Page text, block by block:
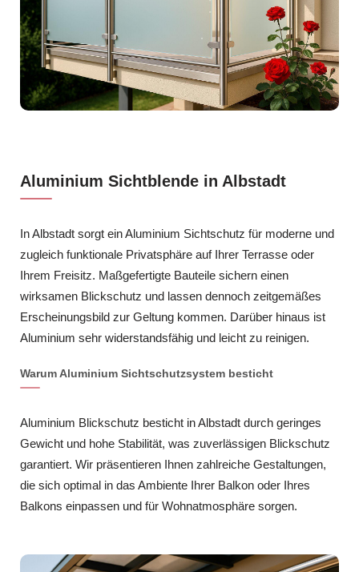
Aluminium Sichtblende in Albstadt
In Albstadt sorgt ein Aluminium Sichtschutz für moderne und
zugleich funktionale Privatsphäre auf Ihrer Terrasse oder
Ihrem Freisitz. Maßgefertigte Bauteile sichern einen
wirksamen Blickschutz und lassen dennoch zeitgemäßes
Erscheinungsbild zur Geltung kommen. Darüber hinaus ist
Aluminium sehr widerstandsfähig und leicht zu reinigen.
Warum Aluminium Sichtschutzsystem besticht
Aluminium Blickschutz besticht in Albstadt durch geringes
Gewicht und hohe Stabilität, was zuverlässigen Blickschutz
garantiert. Wir präsentieren Ihnen zahlreiche Gestaltungen,
die sich optimal in das Ambiente Ihrer Balkon oder Ihres
Balkons einpassen und für Wohnatmosphäre sorgen.